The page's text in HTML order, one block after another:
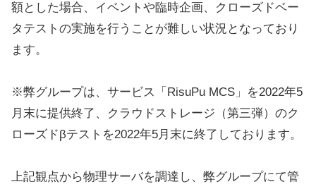
額とした場合、イベントや臨時企画、クローズドベー
タテストの実施を行うことが難しい状況となっており
ます。
※弊グループは、サービス「RisuPu MCS」を2022年5
月末に提供終了、クラウドストレージ（第三弾）のク
ローズドβテストを2022年5月末に終了しております。
上記観点から物理サーバを調達し、弊グループにて管